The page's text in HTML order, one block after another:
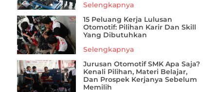
Selengkapnya
15 Peluang Kerja Lulusan
Otomotif: Pilihan Karir Dan Skill
Yang Dibutuhkan
Selengkapnya
Jurusan Otomotif SMK Apa Saja?
Kenali Pilihan, Materi Belajar,
Dan Prospek Kerjanya Sebelum
Memilih